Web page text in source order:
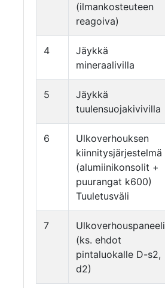
(ilmankosteuteen
reagoiva)
4
Jäykkä
mineraalivilla
5
Jäykkä
tuulensuojakivivilla
6
Ulkoverhouksen
kiinnitysjärjestelmä
(alumiinikonsolit +
puurangat k600)
Tuuletusväli
7
Ulkoverhouspaneeli
(ks. ehdot
pintaluokalle D-s2,
d2)